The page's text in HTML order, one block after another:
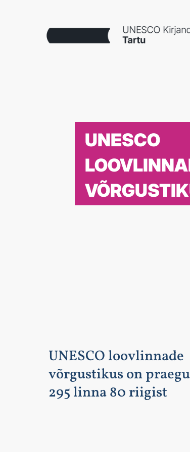
UNESCO
UNESCO loovlinnade
võrgustikus on praegu
295 linna 80 riigist